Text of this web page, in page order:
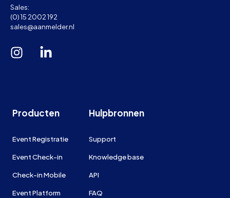
Sales:
(0) 15 2002 192
sales@aanmelder.nl
Producten
Event Registratie
Event Check-in
Check-in Mobile
Event Platform
Hulpbronnen
Support
Knowledge base
API
FAQ